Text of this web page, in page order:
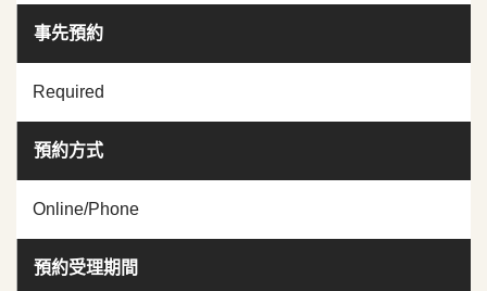
事先預約
Required
預約方式
Online/Phone
預約受理期間